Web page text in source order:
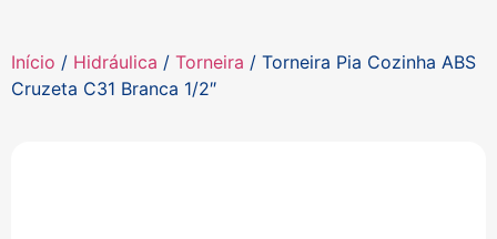
Início / Hidráulica / Torneira / Torneira Pia Cozinha ABS
Cruzeta C31 Branca 1/2″